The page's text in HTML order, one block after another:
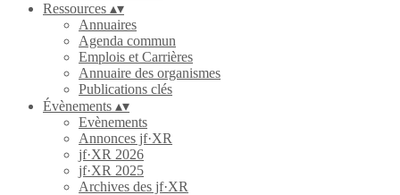
Ressources ▴▾
Annuaires
Agenda commun
Emplois et Carrières
Annuaire des organismes
Publications clés
Évènements ▴▾
Evènements
Annonces jf·XR
jf·XR 2026
jf·XR 2025
Archives des jf·XR